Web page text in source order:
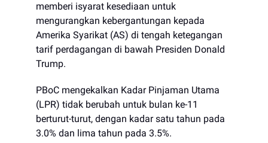
memberi isyarat kesediaan untuk
mengurangkan kebergantungan kepada
Amerika Syarikat (AS) di tengah ketegangan
tarif perdagangan di bawah Presiden Donald
Trump.
PBoC mengekalkan Kadar Pinjaman Utama
(LPR) tidak berubah untuk bulan ke-11
berturut-turut, dengan kadar satu tahun pada
3.0% dan lima tahun pada 3.5%.